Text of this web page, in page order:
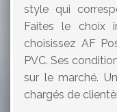
style qui
Faites le choix
choisissez AF
PVC. Ses
sur le marché.
chargés de